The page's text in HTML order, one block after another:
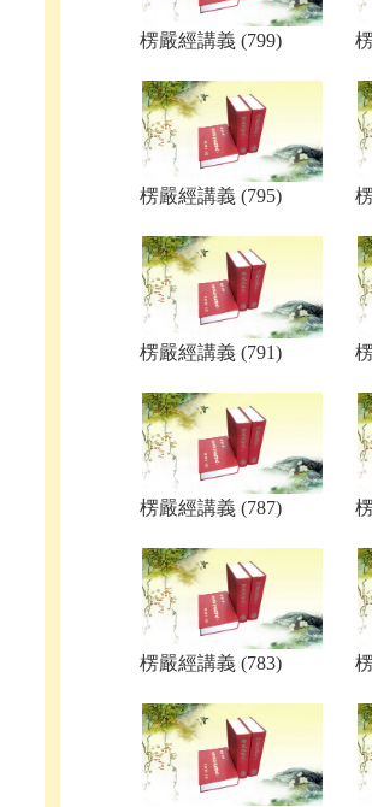
楞嚴經講義 (799)
楞嚴經講義 (795)
楞嚴經講義 (791)
楞嚴經講義 (787)
楞嚴經講義 (783)